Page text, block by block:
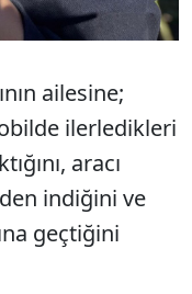
ailesine;
ilerledikleri
aracı
indiğini ve
geçtiğini